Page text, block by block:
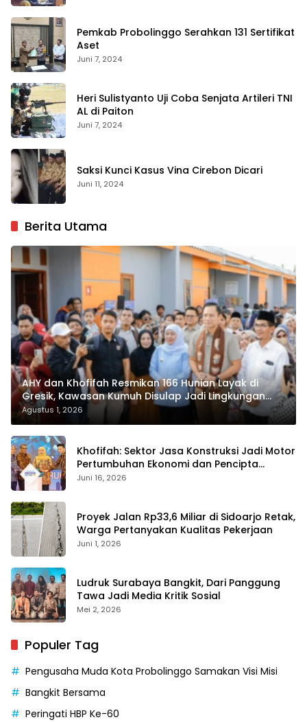
Pemkab Probolinggo Serahkan 131 Sertifikat
Aset
Juni 7, 2024
Heri Sulistyanto Uji Coba Senjata Artileri TNI
AL di Paiton
Juni 7, 2024
Saksi Kunci Kasus Vina Cirebon Dicari
Juni 11, 2024
Berita Utama
AHY dan Khofifah Resmikan 166 Hunian Layak di
Gresik, Kawasan Kumuh Disulap Jadi Lingkungan
ASRI
Agustus 1, 2026
Khofifah: Sektor Jasa Konstruksi Jadi Motor
Pertumbuhan Ekonomi dan Pencipta
Lapangan Kerja
Juni 16, 2026
Proyek Jalan Rp33,6 Miliar di Sidoarjo Retak,
Warga Pertanyakan Kualitas Pekerjaan
Juni 1, 2026
Ludruk Surabaya Bangkit, Dari Panggung
Tawa Jadi Media Kritik Sosial
Mei 2, 2026
Populer Tag
Pengusaha Muda Kota Probolinggo Samakan Visi Misi
Bangkit Bersama
Peringati HBP Ke-60